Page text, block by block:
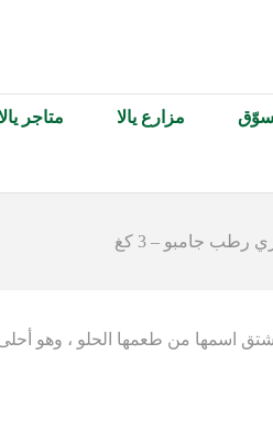
مزارع يالا متاجر
رطب جامبو – 3 كغ
اسمها من طعمها الحلو ، وهو